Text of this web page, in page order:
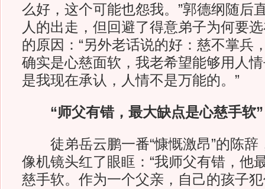
么好，这个可能也怨我。”郭德纲随后
人的出走，但回避了得意弟子为何要
的原因：“另外老话说的好：慈不掌兵
确实是心慈面软，我老希望能够用人
是我现在承认，人情不是万能的。”
“师父有错，最大缺点是心慈手软”
徒弟岳云鹏一番“慷慨激昂”的陈辞
像机镜头红了眼眶：“我师父有错，他
慈手软。作为一个父亲，自己的孩子